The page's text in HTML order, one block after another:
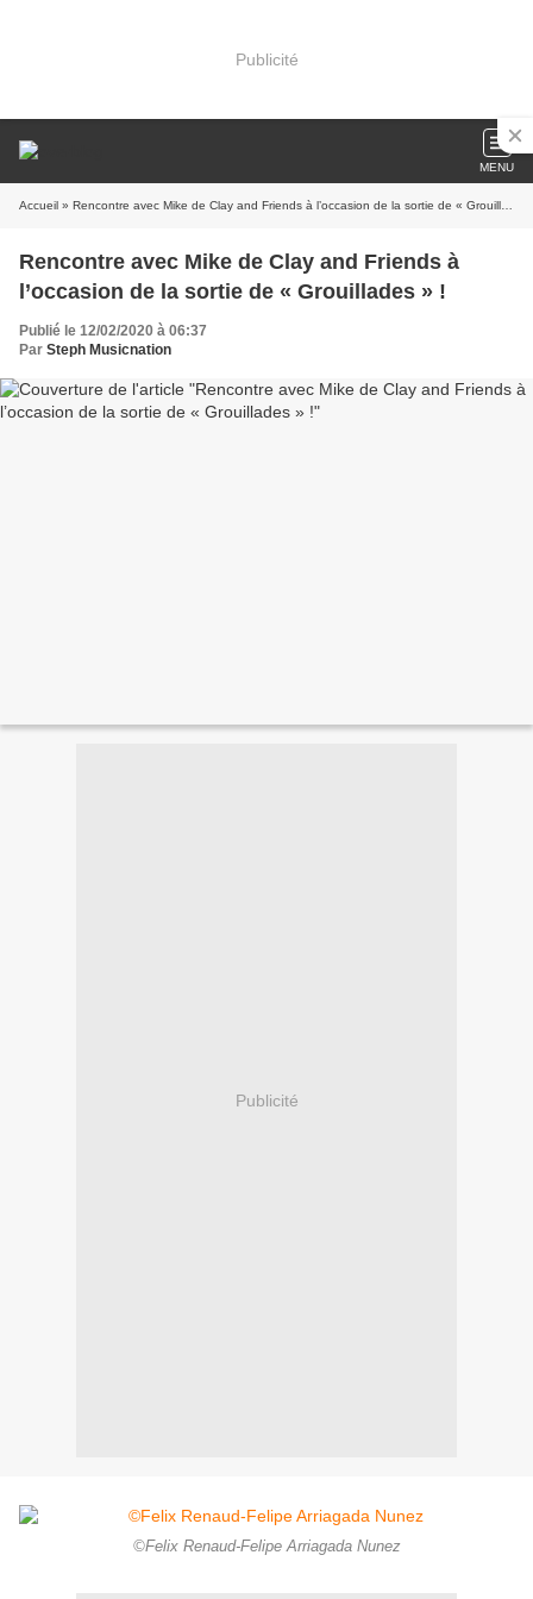
Publicité
MENU
Accueil » Rencontre avec Mike de Clay and Friends à l’occasion de la sortie de « Grouillades » !
Rencontre avec Mike de Clay and Friends à
l’occasion de la sortie de « Grouillades » !
Publié le 12/02/2020 à 06:37
Par Steph Musicnation
Publicité
©Felix Renaud-Felipe Arriagada Nunez